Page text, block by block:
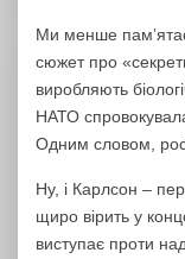
Ми менше
сюжет про
виробляють
НАТО
Одним словом,
Ну, і Карлсон –
щиро вірить у
виступає проти